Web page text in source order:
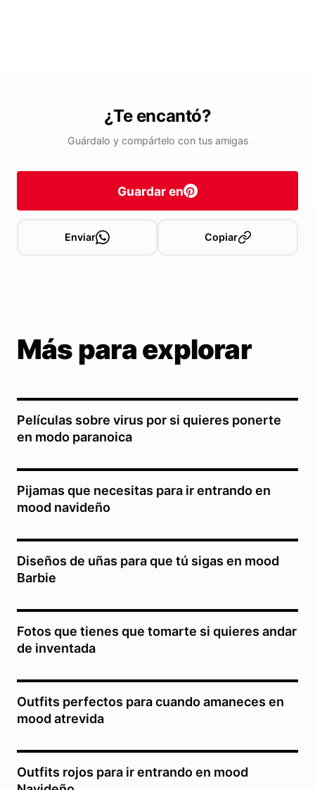
¿Te encantó?
Guárdalo y compártelo con tus amigas
Guardar en
Enviar Copiar
Más para explorar
Películas sobre virus por si quieres ponerte
en modo paranoica
Pijamas que necesitas para ir entrando en
mood navideño
Diseños de uñas para que tú sigas en mood
Barbie
Fotos que tienes que tomarte si quieres andar
de inventada
Outfits perfectos para cuando amaneces en
mood atrevida
Outfits rojos para ir entrando en mood